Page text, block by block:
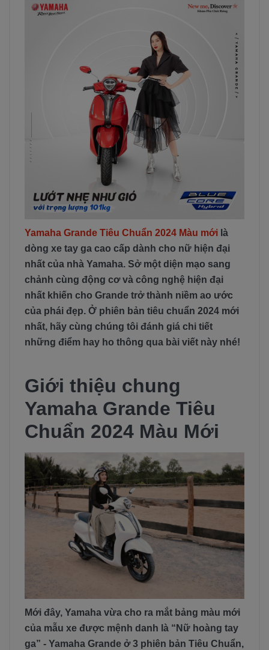
Yamaha Grande Tiêu Chuẩn 2024 Màu mới là
dòng xe tay ga cao cấp dành cho nữ hiện đại
nhất của nhà Yamaha. Sở một diện mạo sang
chảnh cùng động cơ và công nghệ hiện đại
nhất khiến cho Grande trở thành niềm ao ước
của phái đẹp. Ở phiên bản tiêu chuẩn 2024 mới
nhất, hãy cùng chúng tôi đánh giá chi tiết
những điểm hay ho thông qua bài viết này nhé!
Giới thiệu chung
Yamaha Grande Tiêu
Chuẩn 2024 Màu Mới
Mới đây, Yamaha vừa cho ra mắt bảng màu mới
của mẫu xe được mệnh danh là “Nữ hoàng tay
ga” - Yamaha Grande ở 3 phiên bản Tiêu Chuẩn,